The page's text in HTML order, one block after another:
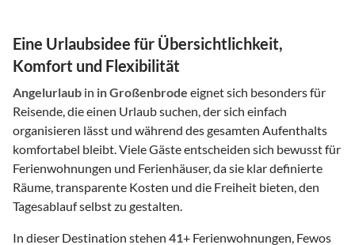
Eine Urlaubsidee für Übersichtlichkeit,
Komfort und Flexibilität
Angelurlaub in in Großenbrode eignet sich besonders für
Reisende, die einen Urlaub suchen, der sich einfach
organisieren lässt und während des gesamten Aufenthalts
komfortabel bleibt. Viele Gäste entscheiden sich bewusst für
Ferienwohnungen und Ferienhäuser, da sie klar definierte
Räume, transparente Kosten und die Freiheit bieten, den
Tagesablauf selbst zu gestalten.
In dieser Destination stehen 41+ Ferienwohnungen, Fewos